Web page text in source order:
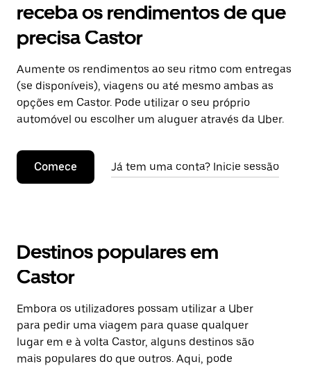
receba os rendimentos de que
precisa Castor
Aumente os rendimentos ao seu ritmo com entregas
(se disponíveis), viagens ou até mesmo ambas as
opções em Castor. Pode utilizar o seu próprio
automóvel ou escolher um aluguer através da Uber.
Comece Já tem uma conta? Inicie sessão
Destinos populares em
Castor
Embora os utilizadores possam utilizar a Uber
para pedir uma viagem para quase qualquer
lugar em e à volta Castor, alguns destinos são
mais populares do que outros. Aqui, pode